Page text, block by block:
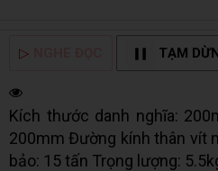
▷ TẠM
Kích thước danh nghĩa:
200mm Đường kính thân vít
bảo: 15 tấn Trọng lượng: